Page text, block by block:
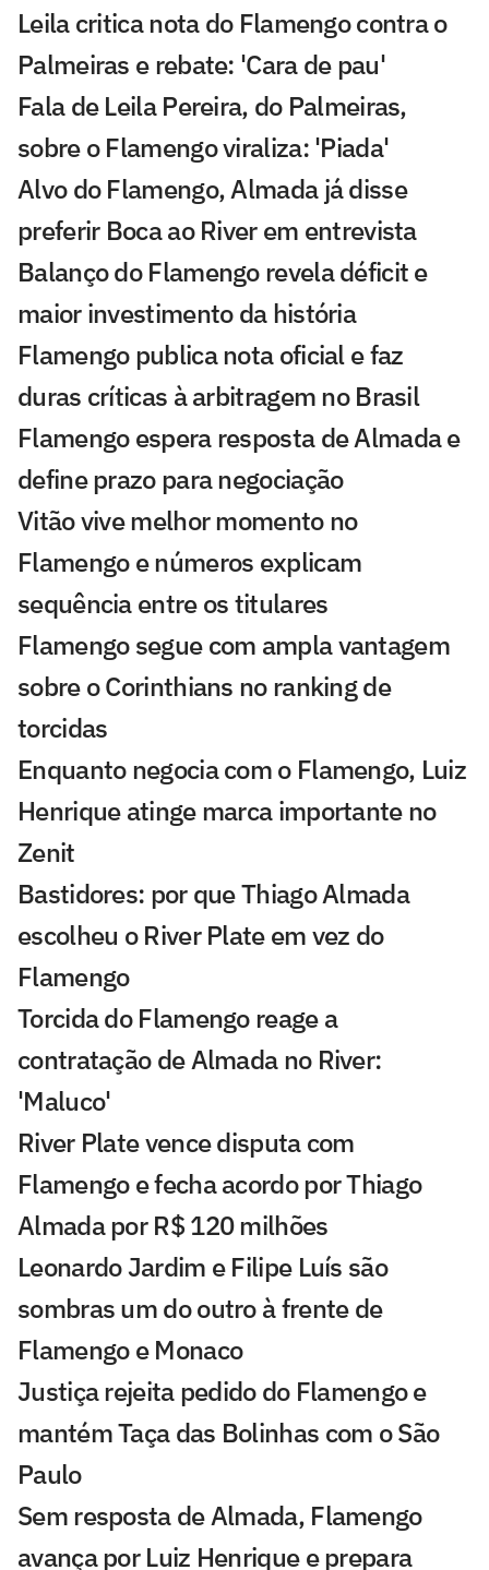
Leila critica nota do Flamengo contra o
Palmeiras e rebate: 'Cara de pau'
Fala de Leila Pereira, do Palmeiras,
sobre o Flamengo viraliza: 'Piada'
Alvo do Flamengo, Almada já disse
preferir Boca ao River em entrevista
Balanço do Flamengo revela déficit e
maior investimento da história
Flamengo publica nota oficial e faz
duras críticas à arbitragem no Brasil
Flamengo espera resposta de Almada e
define prazo para negociação
Vitão vive melhor momento no
Flamengo e números explicam
sequência entre os titulares
Flamengo segue com ampla vantagem
sobre o Corinthians no ranking de
torcidas
Enquanto negocia com o Flamengo, Luiz
Henrique atinge marca importante no
Zenit
Bastidores: por que Thiago Almada
escolheu o River Plate em vez do
Flamengo
Torcida do Flamengo reage a
contratação de Almada no River:
'Maluco'
River Plate vence disputa com
Flamengo e fecha acordo por Thiago
Almada por R$ 120 milhões
Leonardo Jardim e Filipe Luís são
sombras um do outro à frente de
Flamengo e Monaco
Justiça rejeita pedido do Flamengo e
mantém Taça das Bolinhas com o São
Paulo
Sem resposta de Almada, Flamengo
avança por Luiz Henrique e prepara